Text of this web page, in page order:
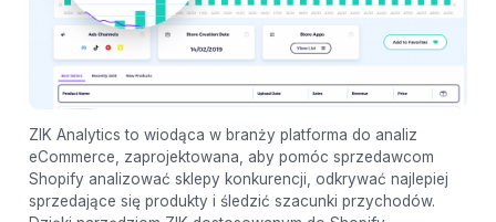
ZIK Analytics to wiodąca w branży platforma do analiz
eCommerce, zaprojektowana, aby pomóc sprzedawcom
Shopify analizować sklepy konkurencji, odkrywać najlepiej
sprzedające się produkty i śledzić szacunki przychodów.